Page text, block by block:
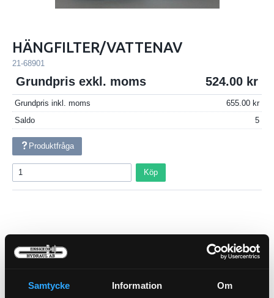
Samtycke Information Om
HÄNGFILTER/VATTENAV
21-68901
Grundpris exkl. moms 524.00
Grundpris inkl. moms
655.00
Saldo
5
Produktfråga
Köp